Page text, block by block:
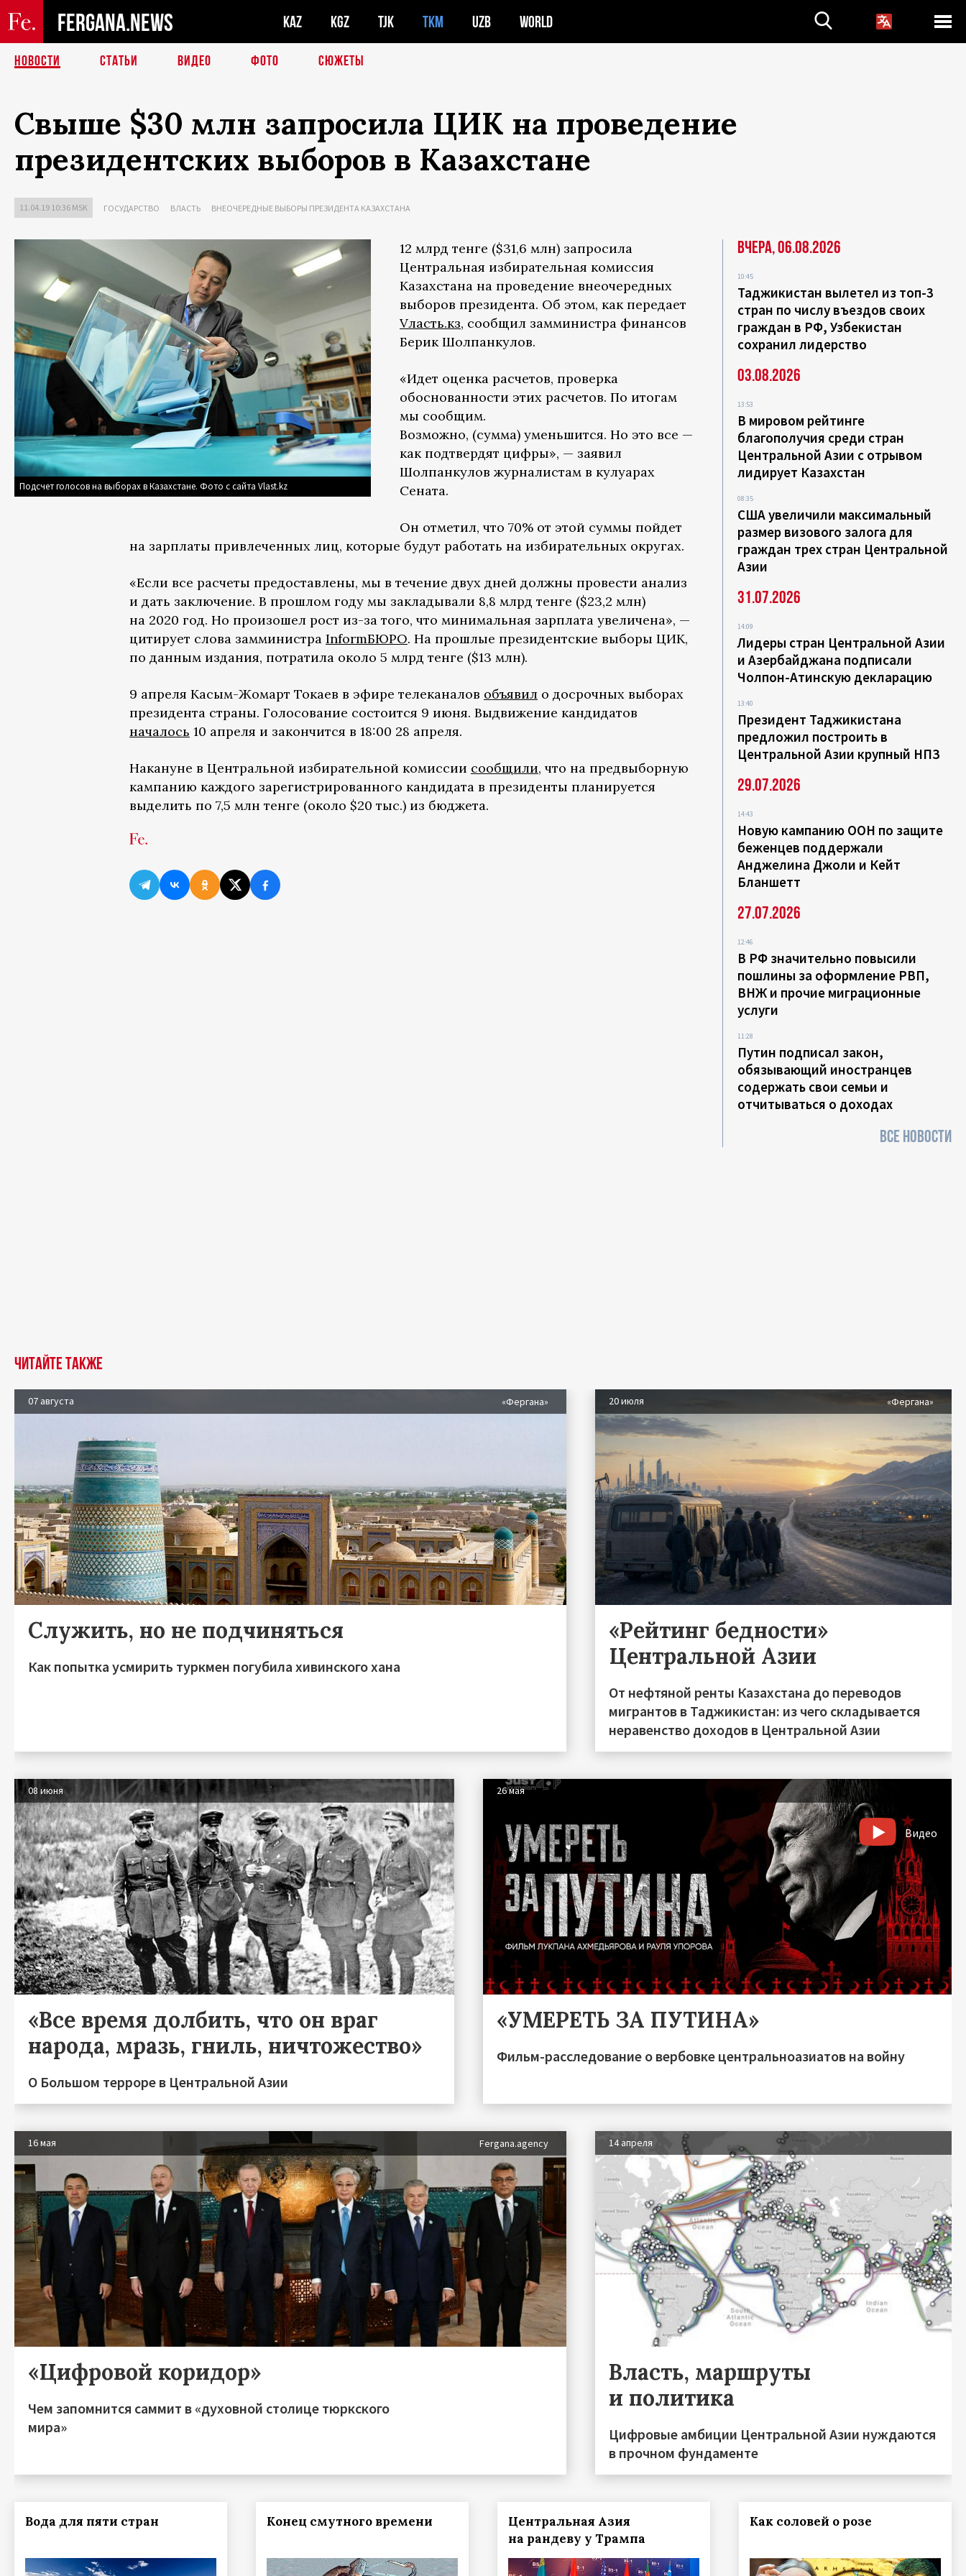
FERGANA.NEWS KAZ KGZ TJK TKM UZB WORLD
НОВОСТИ СТАТЬИ ВИДЕО ФОТО СЮЖЕТЫ
Свыше $30 млн запросила ЦИК на проведение
президентских выборов в Казахстане
11.04.19 10:36 MSK ГОСУДАРСТВО ВЛАСТЬ ВНЕОЧЕРЕДНЫЕ ВЫБОРЫ ПРЕЗИДЕНТА КАЗАХСТАНА
Подсчет голосов на выборах в Казахстане. Фото с сайта Vlast.kz
12 млрд тенге ($31,6 млн) запросила
Центральная избирательная комиссия
Казахстана на проведение внеочередных
выборов президента. Об этом, как передает
Vласть.кз, сообщил замминистра финансов
Берик Шолпанкулов.
«Идет оценка расчетов, проверка
обоснованности этих расчетов. По итогам
мы сообщим.
Возможно, (сумма) уменьшится. Но это все —
как подтвердят цифры», — заявил
Шолпанкулов журналистам в кулуарах
Сената.
Он отметил, что 70% от этой суммы пойдет
на зарплаты привлеченных лиц, которые будут работать на избирательных округах.
«Если все расчеты предоставлены, мы в течение двух дней должны провести анализ
и дать заключение. В прошлом году мы закладывали 8,8 млрд тенге ($23,2 млн)
на 2020 год. Но произошел рост из-за того, что минимальная зарплата увеличена», —
цитирует слова замминистра InformБЮРО. На прошлые президентские выборы ЦИК,
по данным издания, потратила около 5 млрд тенге ($13 млн).
9 апреля Касым-Жомарт Токаев в эфире телеканалов объявил о досрочных выборах
президента страны. Голосование состоится 9 июня. Выдвижение кандидатов
началось 10 апреля и закончится в 18:00 28 апреля.
Накануне в Центральной избирательной комиссии сообщили, что на предвыборную
кампанию каждого зарегистрированного кандидата в президенты планируется
выделить по 7,5 млн тенге (около $20 тыс.) из бюджета.
Вчера, 06.08.2026
10:45
Таджикистан вылетел из топ-3
стран по числу въездов своих
граждан в РФ, Узбекистан
сохранил лидерство
03.08.2026
13:53
В мировом рейтинге
благополучия среди стран
Центральной Азии с отрывом
лидирует Казахстан
08:35
США увеличили максимальный
размер визового залога для
граждан трех стран Центральной
Азии
31.07.2026
14:09
Лидеры стран Центральной Азии
и Азербайджана подписали
Чолпон-Атинскую декларацию
13:40
Президент Таджикистана
предложил построить в
Центральной Азии крупный НПЗ
29.07.2026
14:43
Новую кампанию ООН по защите
беженцев поддержали
Анджелина Джоли и Кейт
Бланшетт
27.07.2026
12:46
В РФ значительно повысили
пошлины за оформление РВП,
ВНЖ и прочие миграционные
услуги
11:28
Путин подписал закон,
обязывающий иностранцев
содержать свои семьи и
отчитываться о доходах
ВСЕ НОВОСТИ
Читайте также
07 августа «Фергана»
Служить, но не подчиняться
Как попытка усмирить туркмен погубила хивинского хана
20 июля «Фергана»
«Рейтинг бедности»
Центральной Азии
От нефтяной ренты Казахстана до переводов
мигрантов в Таджикистан: из чего складывается
неравенство доходов в Центральной Азии
08 июня
«Все время долбить, что он враг
народа, мразь, гниль, ничтожество»
О Большом терроре в Центральной Азии
26 мая
Видео
«УМЕРЕТЬ ЗА ПУТИНА»
Фильм-расследование о вербовке центральноазиатов на войну
16 мая Fergana.agency
«Цифровой коридор»
Чем запомнится саммит в «духовной столице тюркского
мира»
14 апреля
Власть, маршруты
и политика
Цифровые амбиции Центральной Азии нуждаются
в прочном фундаменте
Вода для пяти стран Конец смутного времени
Центральная Азия
на рандеву у Трампа
Как соловей о розе